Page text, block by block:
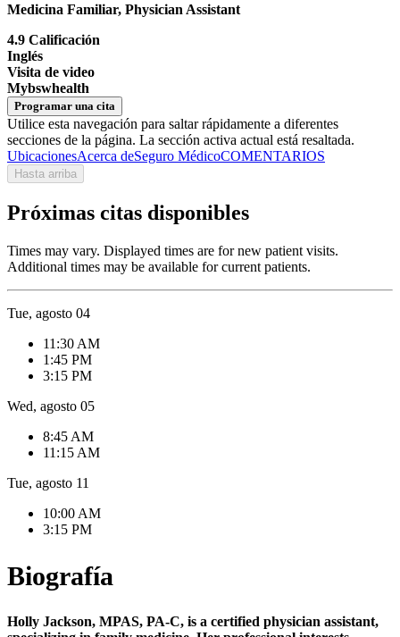
Medicina Familiar, Physician Assistant
4.9 Calificación
Inglés
Visita de video
Mybswhealth
Programar una cita
Utilice esta navegación para saltar rápidamente a diferentes
secciones de la página. La sección activa actual está resaltada.
UbicacionesAcerca deSeguro MédicoCOMENTARIOS
Hasta arriba
Próximas citas disponibles
Times may vary. Displayed times are for new patient visits.
Additional times may be available for current patients.
Tue, agosto 04
11:30 AM
1:45 PM
3:15 PM
Wed, agosto 05
8:45 AM
11:15 AM
Tue, agosto 11
10:00 AM
3:15 PM
Biografía
Holly Jackson, MPAS, PA-C, is a certified physician assistant,